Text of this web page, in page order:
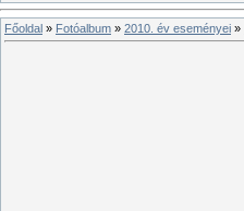
Főoldal » Fotóalbum » 2010. év eseményei »